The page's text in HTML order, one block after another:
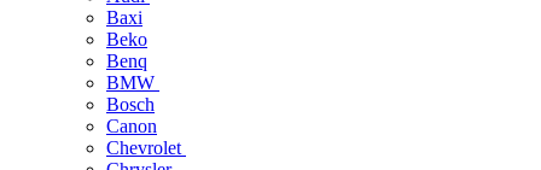
Baxi
Beko
Benq
BMW
Bosch
Canon
Chevrolet